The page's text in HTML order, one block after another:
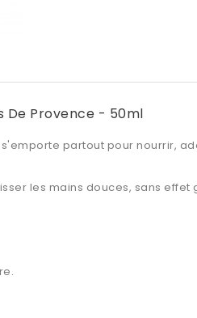
De Provence - 50ml
s'emporte partout pour nourrir,
les mains douces, sans effet